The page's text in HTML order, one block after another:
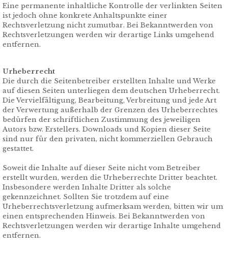
Eine permanente inhaltliche Kontrolle der verlinkten Seiten
ist jedoch ohne konkrete Anhaltspunkte einer
Rechtsverletzung nicht zumutbar. Bei Bekanntwerden von
Rechtsverletzungen werden wir derartige Links umgehend
entfernen.
Urheberrecht
Die durch die Seitenbetreiber erstellten Inhalte und Werke
auf diesen Seiten unterliegen dem deutschen Urheberrecht.
Die Vervielfältigung, Bearbeitung, Verbreitung und jede Art
der Verwertung außerhalb der Grenzen des Urheberrechtes
bedürfen der schriftlichen Zustimmung des jeweiligen
Autors bzw. Erstellers. Downloads und Kopien dieser Seite
sind nur für den privaten, nicht kommerziellen Gebrauch
gestattet.
Soweit die Inhalte auf dieser Seite nicht vom Betreiber
erstellt wurden, werden die Urheberrechte Dritter beachtet.
Insbesondere werden Inhalte Dritter als solche
gekennzeichnet. Sollten Sie trotzdem auf eine
Urheberrechtsverletzung aufmerksam werden, bitten wir um
einen entsprechenden Hinweis. Bei Bekanntwerden von
Rechtsverletzungen werden wir derartige Inhalte umgehend
entfernen.